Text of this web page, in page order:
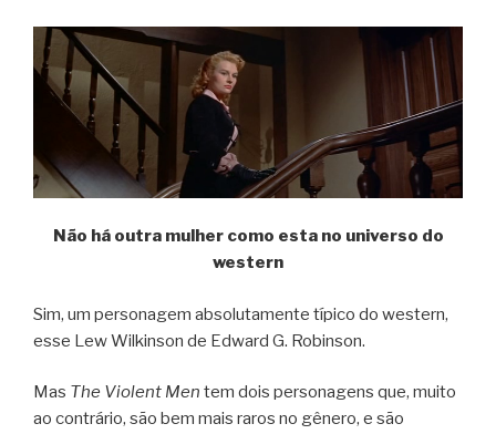
Não há outra mulher como esta no universo do
western
Sim, um personagem absolutamente típico do western,
esse Lew Wilkinson de Edward G. Robinson.
Mas The Violent Men tem dois personagens que, muito
ao contrário, são bem mais raros no gênero, e são